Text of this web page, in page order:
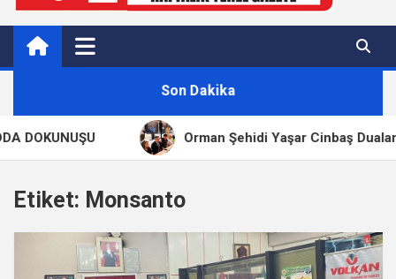
Kırkağaç 40Haber
Kırkağaç'ın Yerel Haber Sitesi
Son Dakika
DOKUNUŞU Orman Şehidi Yaşar Cinbaş Dualarla
Etiket: Monsanto